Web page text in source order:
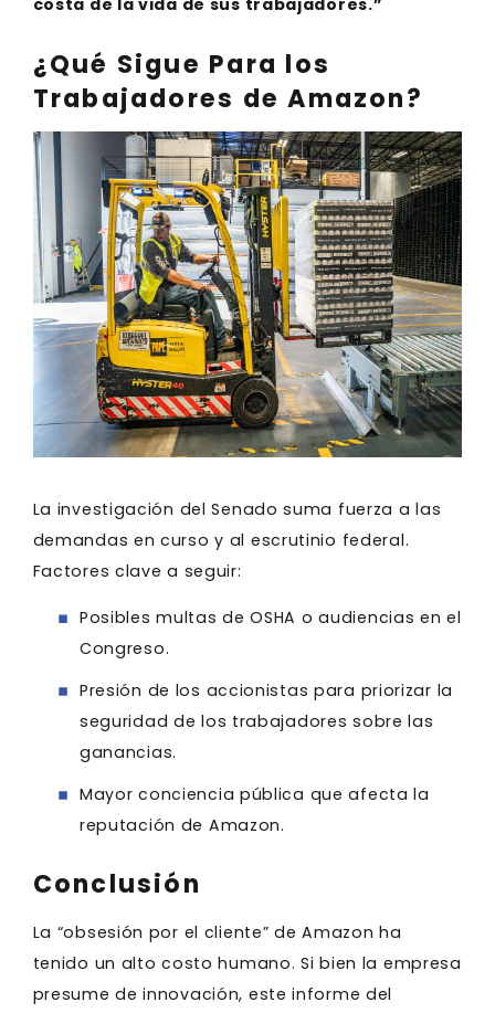
costa de la vida de sus trabajadores.”
¿Qué Sigue Para los
Trabajadores de Amazon?
La investigación del Senado suma fuerza a las
demandas en curso y al escrutinio federal.
Factores clave a seguir:
Posibles multas de OSHA o audiencias en el
Congreso.
Presión de los accionistas para priorizar la
seguridad de los trabajadores sobre las
ganancias.
Mayor conciencia pública que afecta la
reputación de Amazon.
Conclusión
La “obsesión por el cliente” de Amazon ha
tenido un alto costo humano. Si bien la empresa
presume de innovación, este informe del